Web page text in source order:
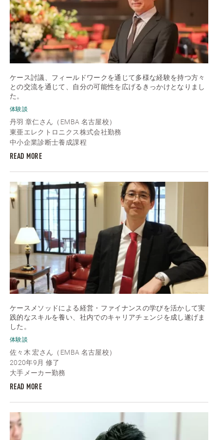
ケース討議、フィールドワークを通じて多様な経験を持つ方々
との交流を通じて、自分の可能性を広げるきっかけとなりまし
た。
体験談
丹羽 章仁さん（EMBA 名古屋校）
東亜エレクトロニクス株式会社勤務
中小企業診断士養成課程
READ MORE
ケースメソッドによる経営・ファイナンスの学びを活かして実
践的なスキルを養い、社内でのキャリアチェンジを成し遂げま
した。
体験談
佐々木 宏さん（EMBA 名古屋校）
2020年9月 修了
大手メーカー勤務
READ MORE